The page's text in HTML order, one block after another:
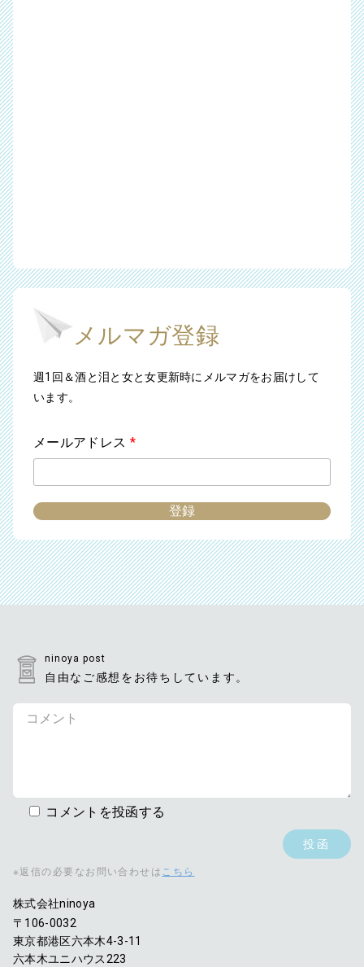
メルマガ登録
週1回＆酒と泪と女と女更新時にメルマガをお届けして
います。
メールアドレス *
ninoya post
自由なご感想をお待ちしています。
コメントを投函する
※返信の必要なお問い合わせは こちら
株式会社ninoya
〒106-0032
東京都港区六本木4-3-11
六本木ユニハウス223